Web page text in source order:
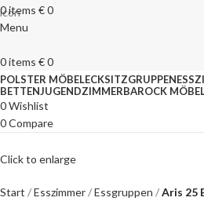
0items €0
Menu
0items €0
POLSTER MÖBELECKSITZGRUPPEN
BETTENJUGENDZIMMERBAROCK
0Wishlist
0Compare
Click to enlarge
Start Esszimmer Essgruppen Aris 25